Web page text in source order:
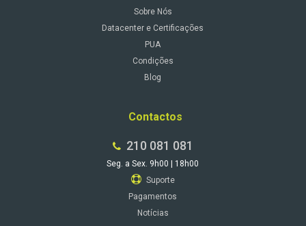
Sobre Nós
Datacenter e Certificações
PUA
Condições
Blog
Contactos
210 081 081
Seg. a Sex. 9h00 | 18h00
Suporte
Pagamentos
Notícias